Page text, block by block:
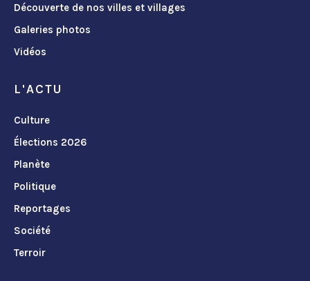
Découverte de nos villes et villages
Galeries photos
Vidéos
L'ACTU
Culture
Élections 2026
Planète
Politique
Reportages
Société
Terroir